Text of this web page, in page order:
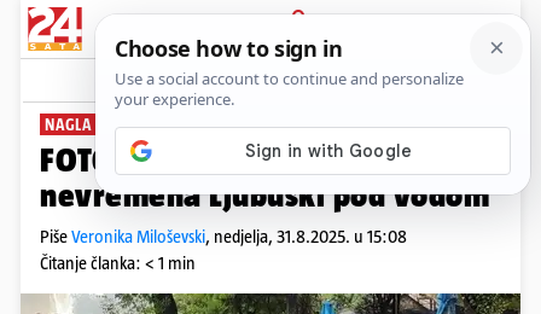
PRIJAVA
News Komentari
NAGLA PROMJENA VREMENA
FOTO Nevjerojatni prizori! Zbog
nevremena Ljubuški pod vodom
PišeVeronika Miloševski, nedjelja, 31.8.2025. u 15:08
Čitanje članka: < 1 min